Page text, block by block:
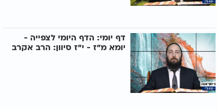
דף יומי: הדף היומי לצפייה -
יומא מ"ז - י"ז סיוון: הרב אקרב